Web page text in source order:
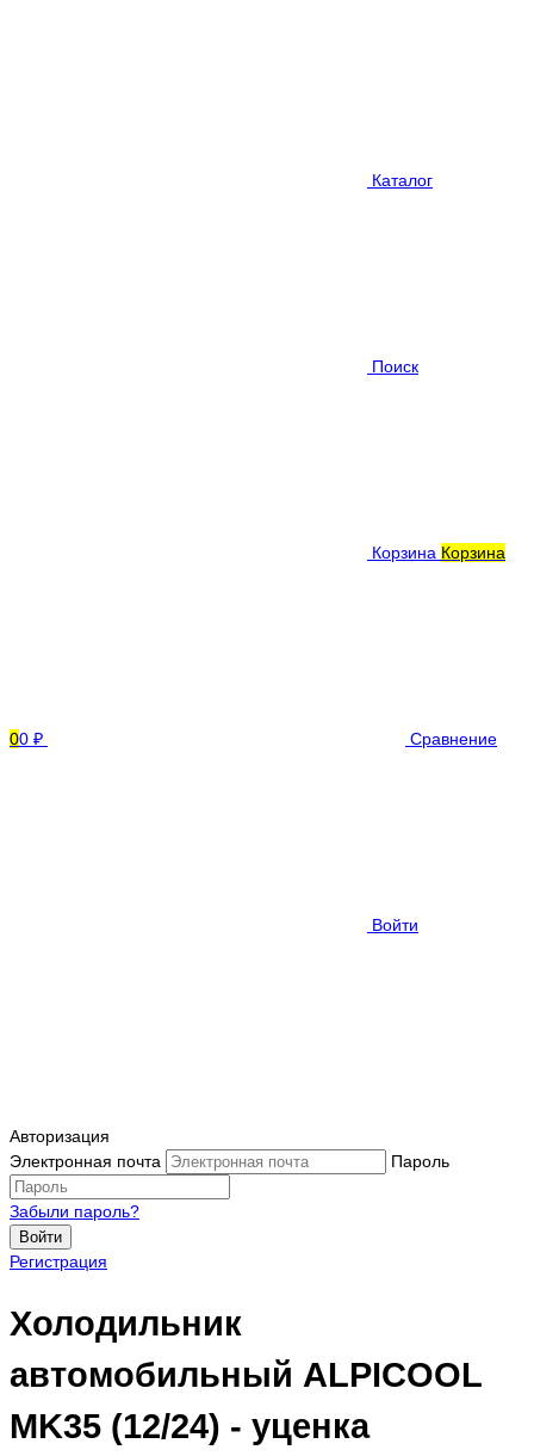
Каталог
Поиск
Корзина Корзина
00 ₽ Сравнение
Войти
Авторизация
Электронная почта
Пароль
Забыли пароль?
Войти
Регистрация
Холодильник
автомобильный ALPICOOL
MK35 (12/24) - уценка